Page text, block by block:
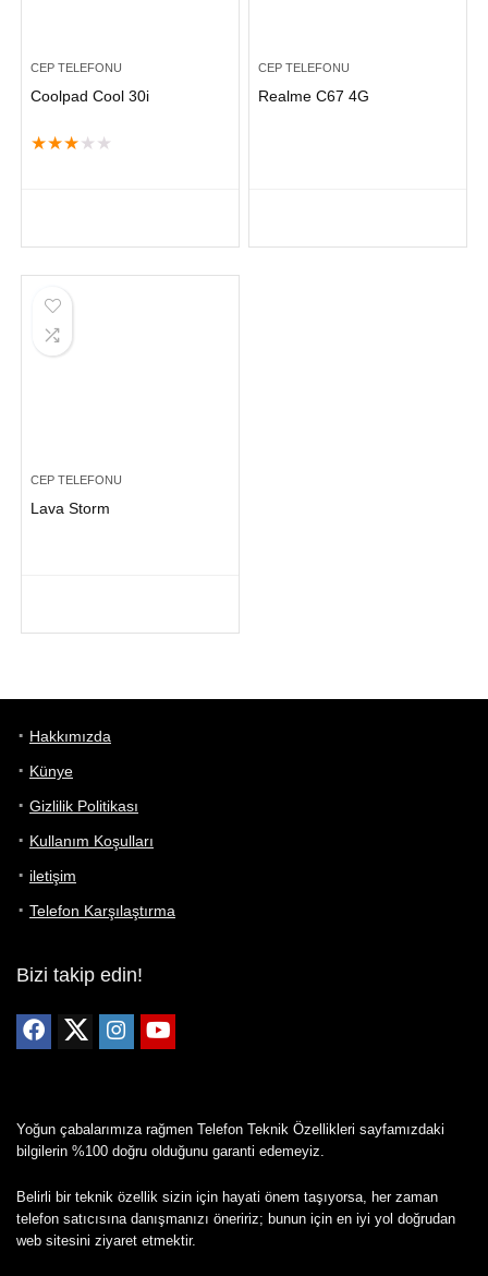
CEP TELEFONU
Coolpad Cool 30i
★★★ ★ ★
CEP TELEFONU
Realme C67 4G
CEP TELEFONU
Lava Storm
Hakkımızda
Künye
Gizlilik Politikası
Kullanım Koşulları
iletişim
Telefon Karşılaştırma
Bizi takip edin!
Yoğun çabalarımıza rağmen Telefon Teknik Özellikleri sayfamızdaki
bilgilerin %100 doğru olduğunu garanti edemeyiz.
Belirli bir teknik özellik sizin için hayati önem taşıyorsa, her zaman
telefon satıcısına danışmanızı öneririz; bunun için en iyi yol doğrudan
web sitesini ziyaret etmektir.